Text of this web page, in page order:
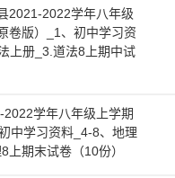
2021-2022学年八年级
卷版）_1、初中学习资
上册_3.道法8上期中试
学年八年级上学期
中学习资料_4-8、地理
上期末试卷（10份）